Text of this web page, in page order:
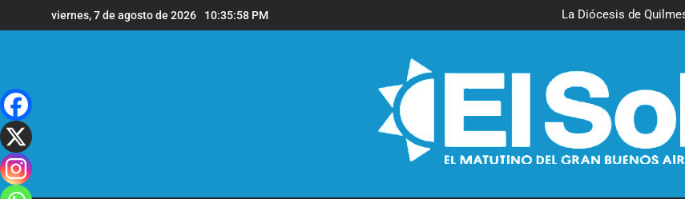
al
viernes, 7 de agosto de 2026 10:35:59 PM
La Diócesis de
Figuras de la cultura
La Diócesis de
Figuras de la cultura
Nueva jornada
en Wall